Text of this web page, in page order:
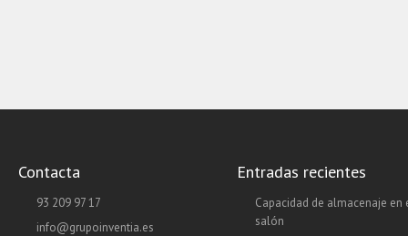
Contacta
93 209 97 17
info@grupoinventia.es
Entradas recientes
Capacidad de almacenaje en
salón